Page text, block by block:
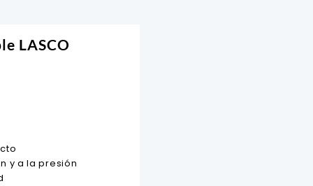
LASCO
y a la presión